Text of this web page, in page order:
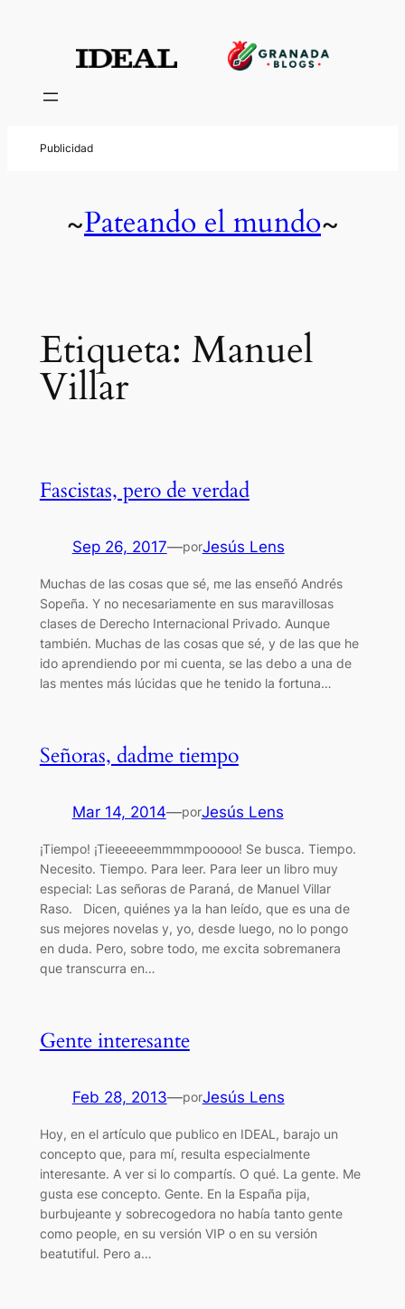
contenido
~Pateando el mundo~
Etiqueta: Manuel
Villar
Fascistas, pero de verdad
Sep 26, 2017—porJesús Lens
Muchas de las cosas que sé, me las enseñó Andrés
Sopeña. Y no necesariamente en sus maravillosas
clases de Derecho Internacional Privado. Aunque
también. Muchas de las cosas que sé, y de las que he
ido aprendiendo por mi cuenta, se las debo a una de
las mentes más lúcidas que he tenido la fortuna…
Señoras, dadme tiempo
Mar 14, 2014—porJesús Lens
¡Tiempo! ¡Tieeeeeemmmmpooooo! Se busca. Tiempo.
Necesito. Tiempo. Para leer. Para leer un libro muy
especial: Las señoras de Paraná, de Manuel Villar
Raso. Dicen, quiénes ya la han leído, que es una de
sus mejores novelas y, yo, desde luego, no lo pongo
en duda. Pero, sobre todo, me excita sobremanera
que transcurra en…
Gente interesante
Feb 28, 2013—porJesús Lens
Hoy, en el artículo que publico en IDEAL, barajo un
concepto que, para mí, resulta especialmente
interesante. A ver si lo compartís. O qué. La gente. Me
gusta ese concepto. Gente. En la España pija,
burbujeante y sobrecogedora no había tanto gente
como people, en su versión VIP o en su versión
beatutiful. Pero a…